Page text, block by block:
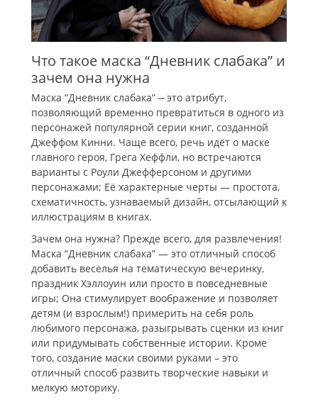
Что такое маска “Дневник слабака” и
зачем она нужна
Маска “Дневник слабака” ⎼ это атрибут,
позволяющий временно превратиться в одного из
персонажей популярной серии книг, созданной
Джеффом Кинни. Чаще всего, речь идёт о маске
главного героя, Грега Хеффли, но встречаются
варианты с Роули Джефферсоном и другими
персонажами; Её характерные черты — простота,
схематичность, узнаваемый дизайн, отсылающий к
иллюстрациям в книгах.
Зачем она нужна? Прежде всего, для развлечения!
Маска “Дневник слабака” — это отличный способ
добавить веселья на тематическую вечеринку,
праздник Хэллоуин или просто в повседневные
игры; Она стимулирует воображение и позволяет
детям (и взрослым!) примерить на себя роль
любимого персонажа, разыгрывать сценки из книг
или придумывать собственные истории. Кроме
того, создание маски своими руками – это
отличный способ развить творческие навыки и
мелкую моторику.